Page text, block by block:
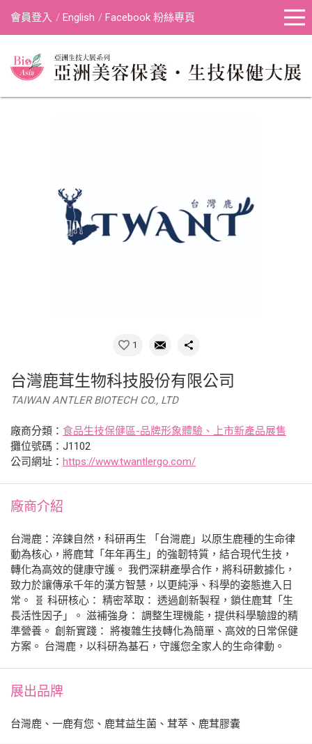
會員登入 English Facebook 粉絲專頁
1
台灣鹿茸生物科技股份有限公司
TAIWAN ANTLER BIOTECH CO., LTD
廠商分類： 食品生技保健區-品牌形象體驗、上市新產品展售
攤位號碼：J1102
公司網址： https://www.twantlergo.com/
廠商介紹
台灣鹿：淬鍊自然，科研再生 「台灣鹿」以原生鹿種的生命律
動為核心，將鹿茸「年年再生」的強韌特質，結合現代生技，
轉化為高效的健康守護。 我們深耕產學合作，將科研數據化，
致力於讓傳承千年的漢方智慧，以更純淨、科學的姿態進入日
常。 🧬 科研核心： 精密萃取： 透過創新製程，鎖住鹿茸「生
長活性因子」。 滋補強身： 調整生理機能，提供科學驗證的精
準營養。 創新實踐： 將複雜生技轉化為簡單、高效的日常保健
方案。 台灣鹿，以科研為基石，守護您全家人的生命律動。
展出品牌
台灣鹿、一鹿有您、鹿茸益生菌、茸萃、鹿茸膠囊